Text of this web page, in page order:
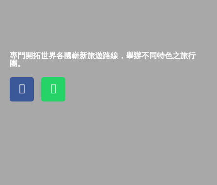
專門開拓世界各國嶄新旅遊路線，舉辦不同特色之旅行
團。